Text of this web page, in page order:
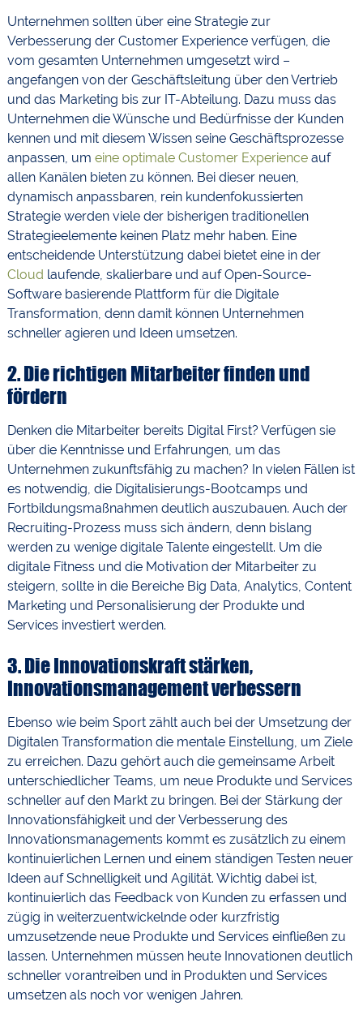
Unternehmen sollten über eine Strategie zur
Verbesserung der Customer Experience verfügen, die
vom gesamten Unternehmen umgesetzt wird –
angefangen von der Geschäftsleitung über den Vertrieb
und das Marketing bis zur IT-Abteilung. Dazu muss das
Unternehmen die Wünsche und Bedürfnisse der Kunden
kennen und mit diesem Wissen seine Geschäftsprozesse
anpassen, um eine optimale Customer Experienceauf
allen Kanälen bieten zu können. Bei dieser neuen,
dynamisch anpassbaren, rein kundenfokussierten
Strategie werden viele der bisherigen traditionellen
Strategieelemente keinen Platz mehr haben. Eine
entscheidende Unterstützung dabei bietet eine in der
Cloud laufende, skalierbare und auf Open-Source-
Software basierende Plattform für die Digitale
Transformation, denn damit können Unternehmen
schneller agieren und Ideen umsetzen.
2. Die richtigen Mitarbeiter finden und
fördern
Denken die Mitarbeiter bereits Digital First? Verfügen sie
über die Kenntnisse und Erfahrungen, um das
Unternehmen zukunftsfähig zu machen? In vielen Fällen ist
es notwendig, die Digitalisierungs-Bootcamps und
Fortbildungsmaßnahmen deutlich auszubauen. Auch der
Recruiting-Prozess muss sich ändern, denn bislang
werden zu wenige digitale Talente eingestellt. Um die
digitale Fitness und die Motivation der Mitarbeiter zu
steigern, sollte in die Bereiche Big Data, Analytics, Content
Marketing und Personalisierung der Produkte und
Services investiert werden.
3. Die Innovationskraft stärken,
Innovationsmanagement verbessern
Ebenso wie beim Sport zählt auch bei der Umsetzung der
Digitalen Transformation die mentale Einstellung, um Ziele
zu erreichen. Dazu gehört auch die gemeinsame Arbeit
unterschiedlicher Teams, um neue Produkte und Services
schneller auf den Markt zu bringen. Bei der Stärkung der
Innovationsfähigkeit und der Verbesserung des
Innovationsmanagements kommt es zusätzlich zu einem
kontinuierlichen Lernen und einem ständigen Testen neuer
Ideen auf Schnelligkeit und Agilität. Wichtig dabei ist,
kontinuierlich das Feedback von Kunden zu erfassen und
zügig in weiterzuentwickelnde oder kurzfristig
umzusetzende neue Produkte und Services einfließen zu
lassen. Unternehmen müssen heute Innovationen deutlich
schneller vorantreiben und in Produkten und Services
umsetzen als noch vor wenigen Jahren.